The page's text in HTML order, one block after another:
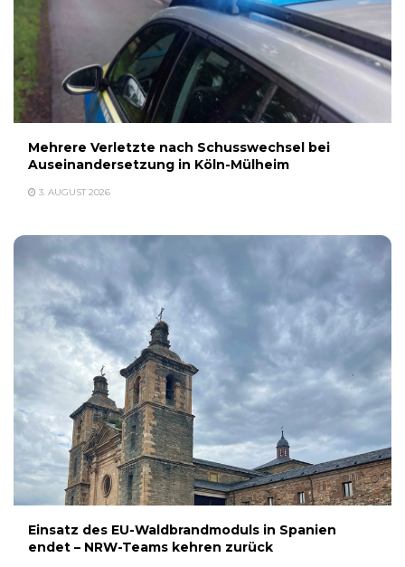
Mehrere Verletzte nach Schusswechsel bei
Auseinandersetzung in Köln-Mülheim
3. AUGUST 2026
Einsatz des EU-Waldbrandmoduls in Spanien
endet – NRW-Teams kehren zurück